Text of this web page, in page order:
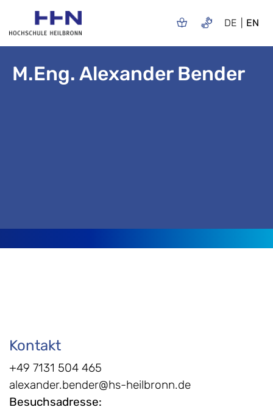
DE EN
M.Eng. Alexander Bender
Kontakt
+49 7131 504 465
alexander.bender@hs-heilbronn.de
Besuchsadresse: